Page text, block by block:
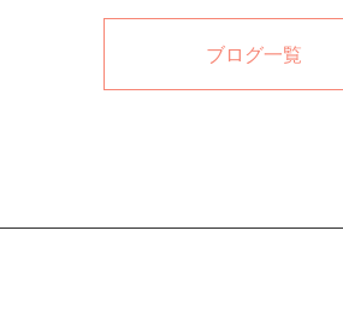
ブログ一覧